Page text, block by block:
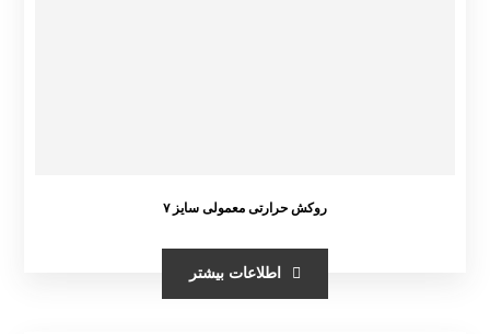
روکش حرارتی معمولی سایز ۷
اطلاعات بیشتر